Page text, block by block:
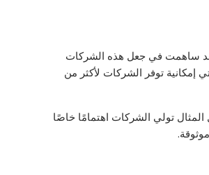
ساهمت في جعل هذه الشركات
إمكانية توفر الشركات لأكثر من
تولي الشركات اهتمامًا خاصًا